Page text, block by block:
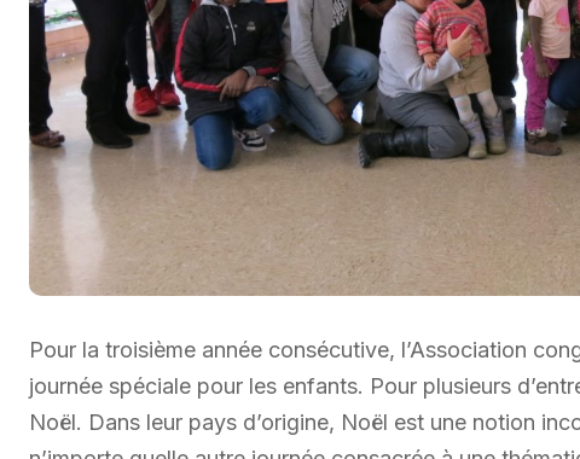
Pour la troisième année consécutive, l’Association
journée spéciale pour les enfants. Pour plusieurs
Noël. Dans leur pays d’origine, Noël est une notion